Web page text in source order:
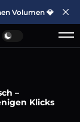
Volumen 💎
–
Klicks